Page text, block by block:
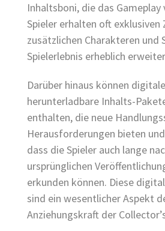
Inhaltsboni, die das Gameplay
Spieler erhalten oft exklusiven
zusätzlichen Charakteren und
Spielerlebnis erheblich
Darüber hinaus können
herunterladbare Inhalts-
enthalten, die neue
Herausforderungen bieten
dass die Spieler auch lange
ursprünglichen
erkunden können. Diese
sind ein wesentlicher Aspekt
Anziehungskraft der